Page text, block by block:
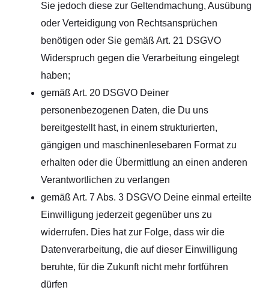
Sie jedoch diese zur Geltendmachung, Ausübung
oder Verteidigung von Rechtsansprüchen
benötigen oder Sie gemäß Art. 21 DSGVO
Widerspruch gegen die Verarbeitung eingelegt
haben;
gemäß Art. 20 DSGVO Deiner
personenbezogenen Daten, die Du uns
bereitgestellt hast, in einem strukturierten,
gängigen und maschinenlesebaren Format zu
erhalten oder die Übermittlung an einen anderen
Verantwortlichen zu verlangen
gemäß Art. 7 Abs. 3 DSGVO Deine einmal erteilte
Einwilligung jederzeit gegenüber uns zu
widerrufen. Dies hat zur Folge, dass wir die
Datenverarbeitung, die auf dieser Einwilligung
beruhte, für die Zukunft nicht mehr fortführen
dürfen